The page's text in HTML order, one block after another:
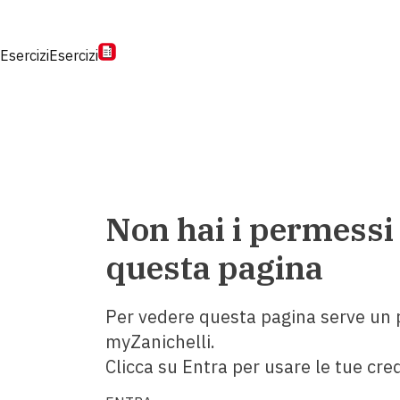
EserciziEsercizi
Non hai i
questa pagina
Per vedere questa pagina serve un
myZanichelli.
Clicca su Entra per usare le tue